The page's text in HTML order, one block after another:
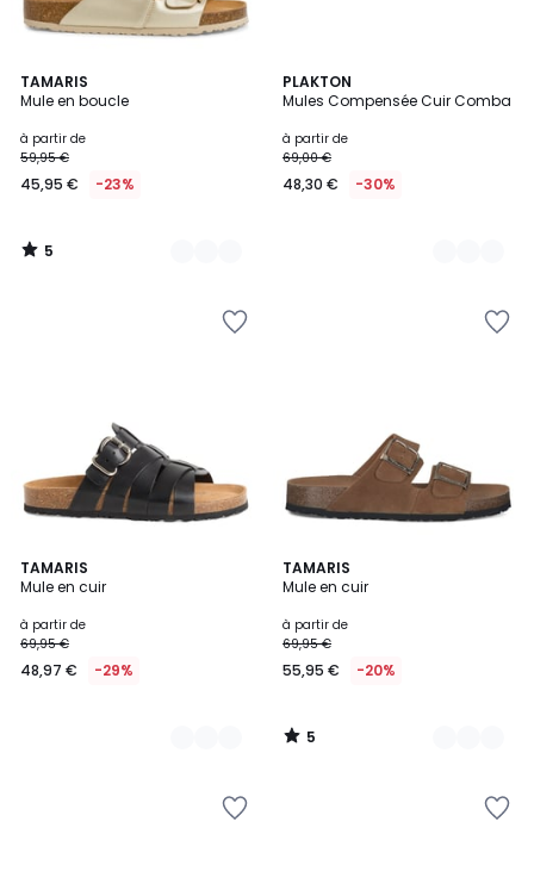
TAMARIS
Mule en boucle
à partir de
59,95 €
45,95 € -23%
5
/
2
Couleurs
5
/
PLAKTON
Mules Compensée Cuir Comba
à partir de
69,00 €
48,30 € -30%
2
Couleurs
TAMARIS
Mule en cuir
à partir de
69,95 €
48,97 € -29%
3
Couleurs
TAMARIS
Mule en cuir
à partir de
69,95 €
55,95 € -20%
5
/
4
Couleurs
5
/